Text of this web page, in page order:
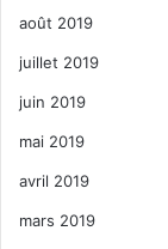
août 2019
juillet 2019
juin 2019
mai 2019
avril 2019
mars 2019